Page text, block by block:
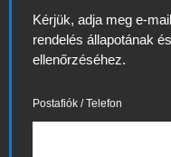
Kérjük, adja meg e-
rendelés állapotának
ellenőrzéséhez.
Postafiók / Telefon